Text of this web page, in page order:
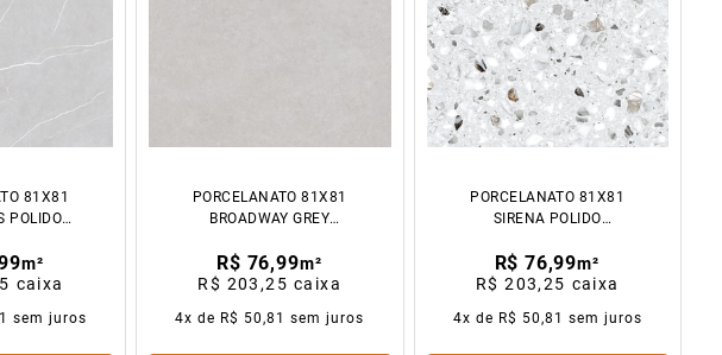
81X81
POLIDO
m²
caixa
sem juros
PORCELANATO 81X81
BROADWAY GREY
R$ 76,99m²
R$ 203,25 caixa
4x de R$ 50,81 sem juros
PORCELANATO 81X81
SIRENA POLIDO
R$ 76,99m²
R$ 203,25 caixa
4x de R$ 50,81 sem juros